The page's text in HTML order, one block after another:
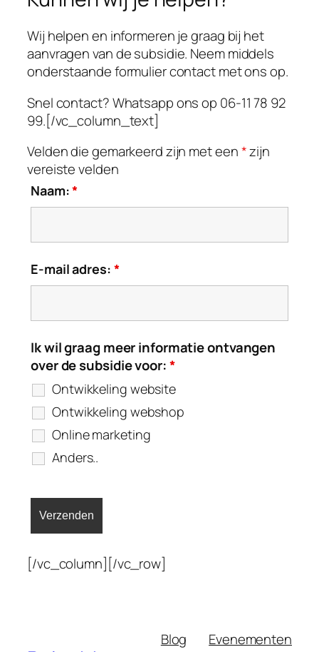
Wij helpen en informeren je graag bij het
aanvragen van de subsidie. Neem middels
onderstaande formulier contact met ons op.
Snel contact? Whatsapp ons op 06-11 78 92
99.[/vc_column_text]
Velden die gemarkeerd zijn met een*zijn
vereiste velden
Naam:*
E-mail adres: *
Ik wil graag meer informatie ontvangen
over de subsidie voor:*
Ontwikkeling website
Ontwikkeling webshop
Online marketing
Anders..
[/vc_column][/vc_row]
Blog
Evenementen